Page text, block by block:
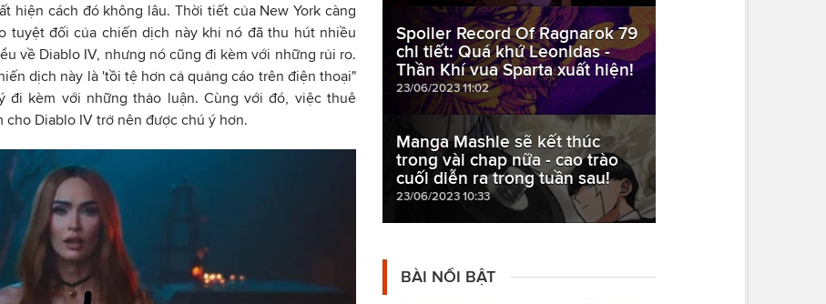
hiện cách đó không lâu. Thời tiết của New York càng
tuyệt đối của chiến dịch này khi nó đã thu hút nhiều
về Diablo IV, nhưng nó cũng đi kèm với những rủi ro.
dịch này là 'tồi tệ hơn cả quảng cáo trên điện thoại"
đi kèm với những thảo luận. Cùng với đó, việc thuê
cho Diablo IV trở nên được chú ý hơn.
Spoiler Record Of Ragnarok 79
chi tiết: Quá khứ Leonidas -
Thần Khí vua Sparta xuất hiện!
23/06/2023 11:02
Manga Mashle sẽ kết thúc
trong vài chap nữa - cao trào
cuối diễn ra trong tuần sau!
23/06/2023 10:33
BÀI NỔI BẬT